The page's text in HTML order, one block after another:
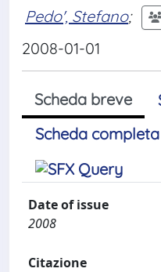
Pedo', Stefano;
2008-01-01
Scheda breve
Scheda
Date of issue
2008
Citazione